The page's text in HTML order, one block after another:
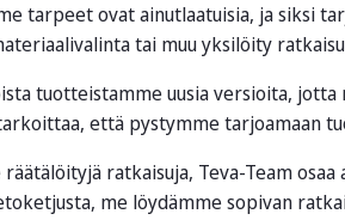
tarpeet ovat ainutlaatuisia, ja siksi
tai muu yksilöity
tuotteistamme uusia versioita,
että pystymme tarjoamaan
ratkaisuja, Teva-Team
me löydämme sopivan